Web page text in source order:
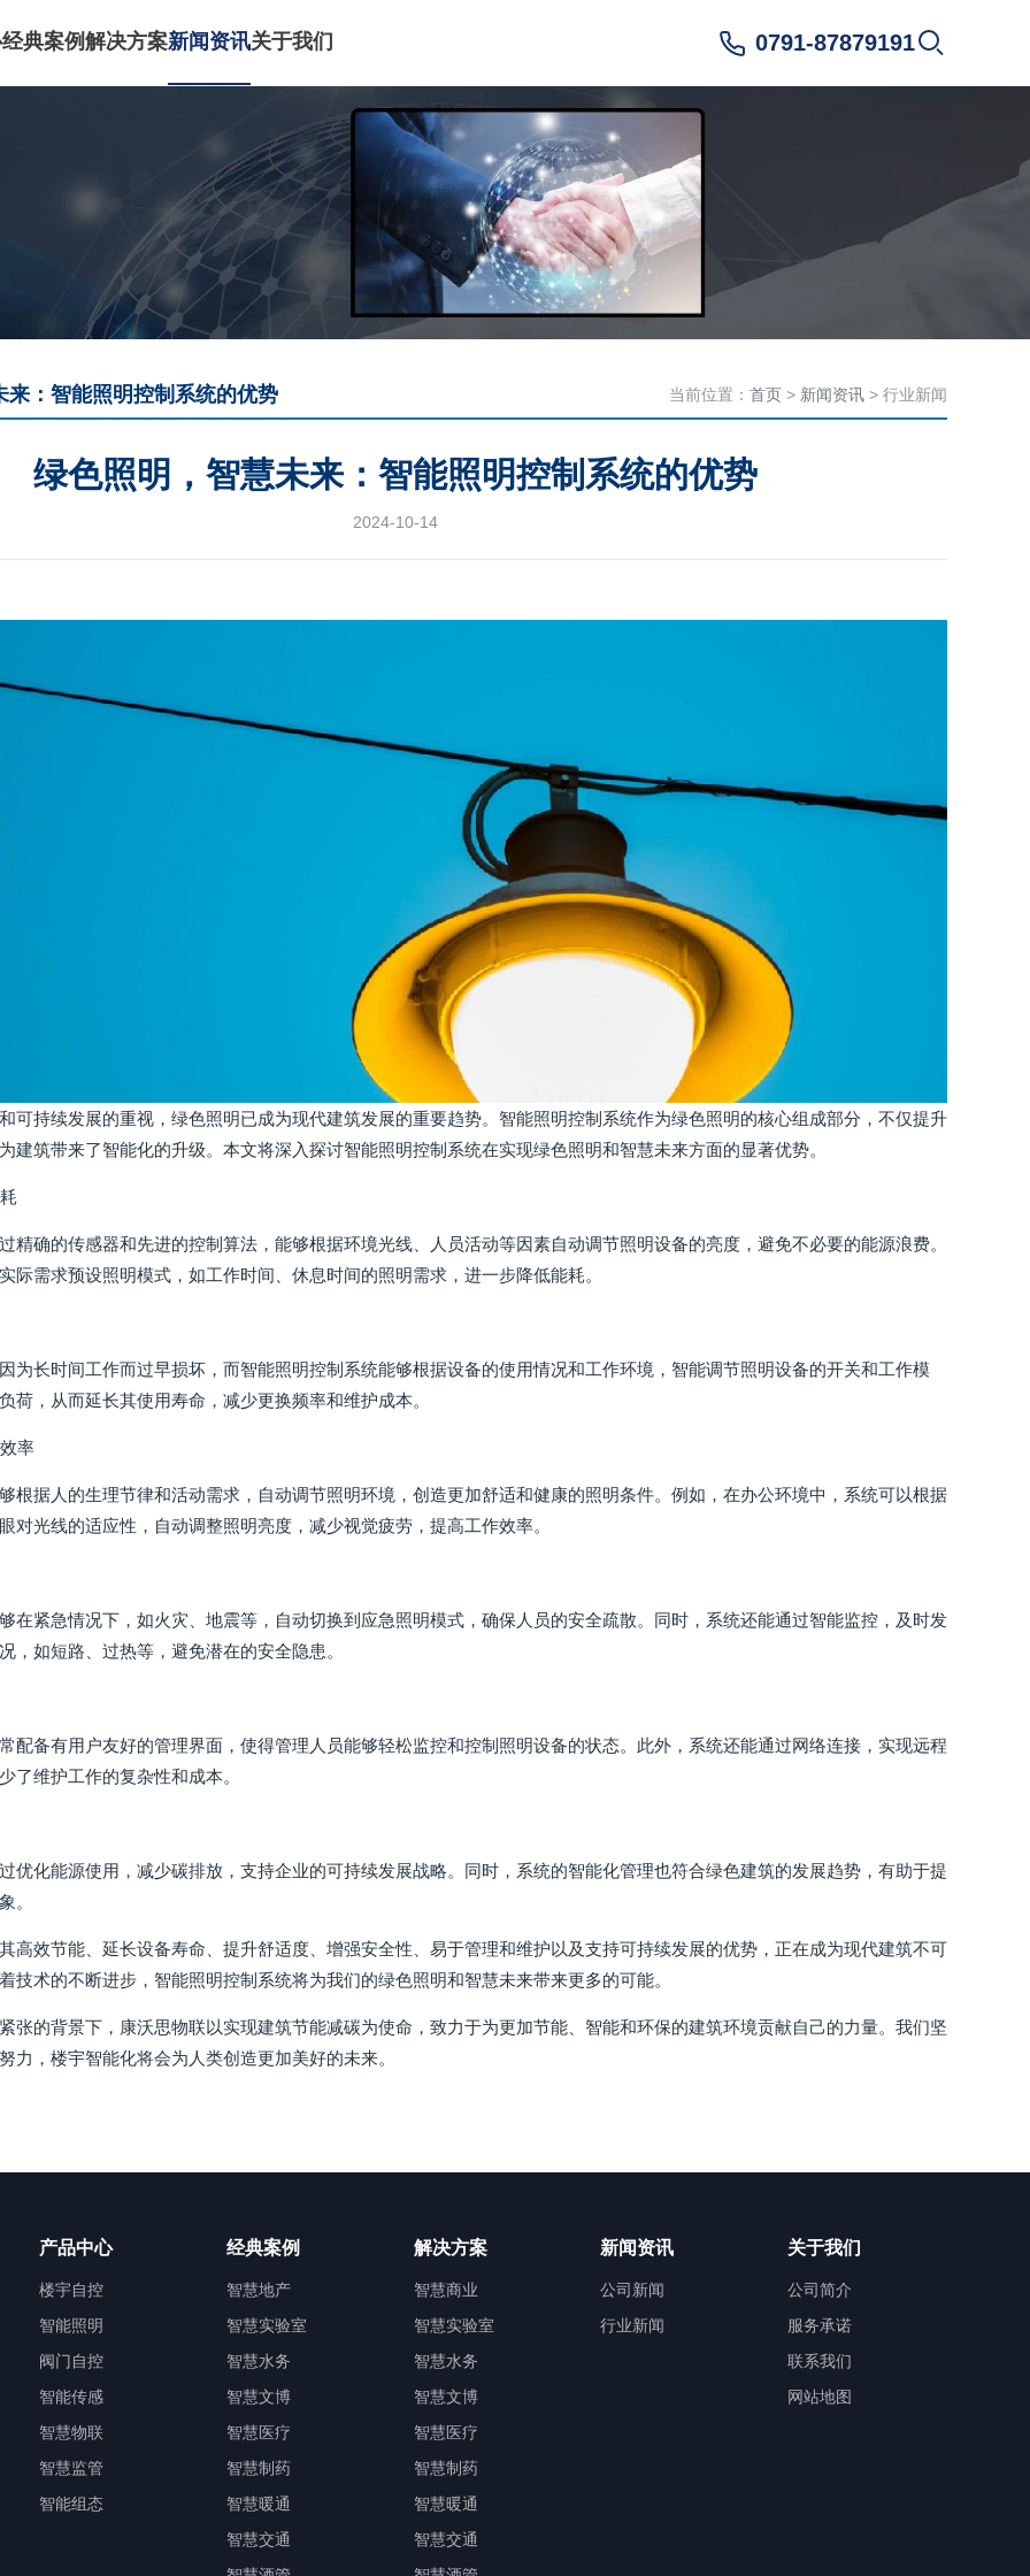
经典案例解决方案新闻资讯关于我们 0791-87879191
来：智能照明控制系统的优势 当前位置： 首页 > 新闻资讯 > 行业新闻
绿色照明，智慧未来：智能照明控制系统的优势
2024-10-14
可持续发展的重视，绿色照明已成为现代建筑发展的重要趋势。智能照明控制系统作为绿色照明的核心组成部分，不仅提升
建筑带来了智能化的升级。本文将深入探讨智能照明控制系统在实现绿色照明和智慧未来方面的显著优势。
精确的传感器和先进的控制算法，能够根据环境光线、人员活动等因素自动调节照明设备的亮度，避免不必要的能源浪费。
际需求预设照明模式，如工作时间、休息时间的照明需求，进一步降低能耗。
为长时间工作而过早损坏，而智能照明控制系统能够根据设备的使用情况和工作环境，智能调节照明设备的开关和工作模
荷，从而延长其使用寿命，减少更换频率和维护成本。
率
根据人的生理节律和活动需求，自动调节照明环境，创造更加舒适和健康的照明条件。例如，在办公环境中，系统可以根据
对光线的适应性，自动调整照明亮度，减少视觉疲劳，提高工作效率。
在紧急情况下，如火灾、地震等，自动切换到应急照明模式，确保人员的安全疏散。同时，系统还能通过智能监控，及时发
，如短路、过热等，避免潜在的安全隐患。
配备有用户友好的管理界面，使得管理人员能够轻松监控和控制照明设备的状态。此外，系统还能通过网络连接，实现远程
了维护工作的复杂性和成本。
优化能源使用，减少碳排放，支持企业的可持续发展战略。同时，系统的智能化管理也符合绿色建筑的发展趋势，有助于提
。
高效节能、延长设备寿命、提升舒适度、增强安全性、易于管理和维护以及支持可持续发展的优势，正在成为现代建筑不可
技术的不断进步，智能照明控制系统将为我们的绿色照明和智慧未来带来更多的可能。
张的背景下，康沃思物联以实现建筑节能减碳为使命，致力于为更加节能、智能和环保的建筑环境贡献自己的力量。我们坚
力，楼宇智能化将会为人类创造更加美好的未来。
产品中心
楼宇自控
智能照明
阀门自控
智能传感
智慧物联
智慧监管
智能组态
经典案例
智慧地产
智慧实验室
智慧水务
智慧文博
智慧医疗
智慧制药
智慧暖通
智慧交通
解决方案
智慧商业
智慧实验室
智慧水务
智慧文博
智慧医疗
智慧制药
智慧暖通
智慧交通
新闻资讯
公司新闻
行业新闻
关于我们
公司简介
服务承诺
联系我们
网站地图